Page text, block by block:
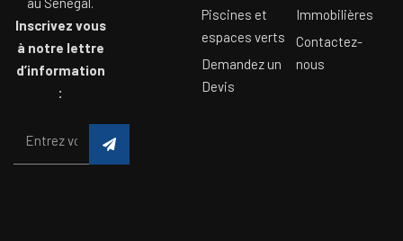
Inscrivez vous
à notre lettre
d’information
:
Piscines et
espaces verts
Demandez un
Devis
Immobilières
Contactez-
nous